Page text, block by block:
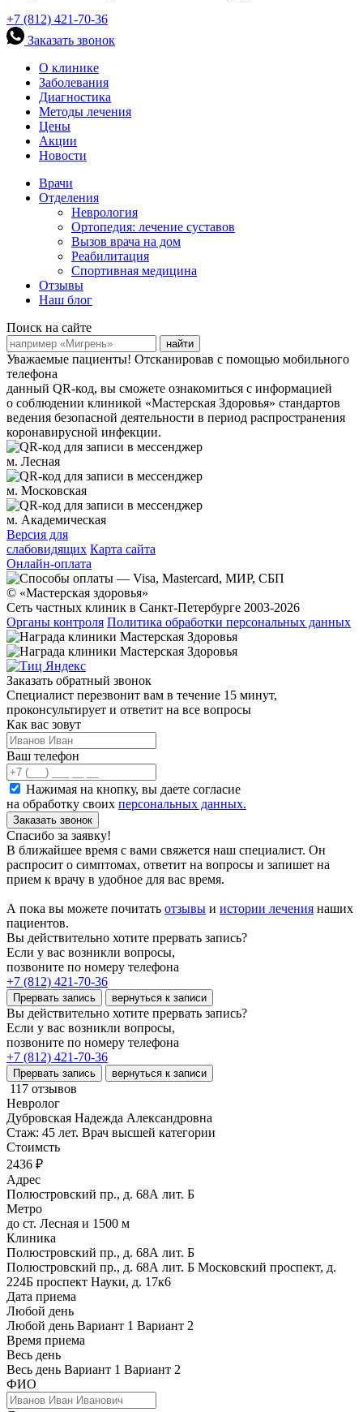
+7 (812) 421-70-36
Заказать звонок
О клинике
Заболевания
Диагностика
Методы лечения
Цены
Акции
Новости
Врачи
Отделения
Неврология
Ортопедия: лечение суставов
Вызов врача на дом
Реабилитация
Спортивная медицина
Отзывы
Наш блог
Поиск на сайте
найти
Уважаемые пациенты! Отсканировав с помощью мобильного
телефона
данный QR-код, вы сможете ознакомиться с информацией
о соблюдении клиникой «Мастерская Здоровья» стандартов
ведения безопасной деятельности в период распространения
коронавирусной инфекции.
м. Лесная
м. Московская
м. Академическая
Версия для
слабовидящих Карта сайта
Онлайн-оплата
© «Мастерская здоровья»
Сеть частных клиник в Санкт-Петербурге 2003-2026
Органы контроля Политика обработки персональных данных
Заказать обратный звонок
Специалист перезвонит вам в течение 15 минут,
проконсультирует и ответит на все вопросы
Как вас зовут
Ваш телефон
Нажимая на кнопку, вы даете согласие
на обработку своих персональных данных.
Заказать звонок
Спасибо за заявку!
В ближайшее время с вами свяжется наш специалист. Он
распросит о симптомах, ответит на вопросы и запишет на
прием к врачу в удобное для вас время.
А пока вы можете почитать отзывы и истории лечения наших
пациентов.
Вы действительно хотите прервать запись?
Если у вас возникли вопросы,
позвоните по номеру телефона
+7 (812) 421-70-36
Прервать запись вернуться к записи
Вы действительно хотите прервать запись?
Если у вас возникли вопросы,
позвоните по номеру телефона
+7 (812) 421-70-36
Прервать запись вернуться к записи
117 отзывов
Невролог
Дубровская Надежда Александровна
Стаж: 45 лет. Врач высшей категории
Стоимсть
2436 ₽
Адрес
Полюстровский пр., д. 68А лит. Б
Метро
до ст. Лесная и 1500 м
Клиника
Полюстровский пр., д. 68А лит. Б
Полюстровский пр., д. 68А лит. Б Московский проспект, д.
224Б проспект Науки, д. 17к6
Дата приема
Любой день
Любой день Вариант 1 Вариант 2
Время приема
Весь день
Весь день Вариант 1 Вариант 2
ФИО